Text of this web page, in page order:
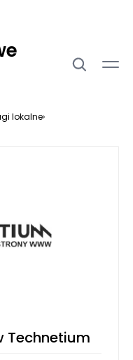
lokalne›
Technetium